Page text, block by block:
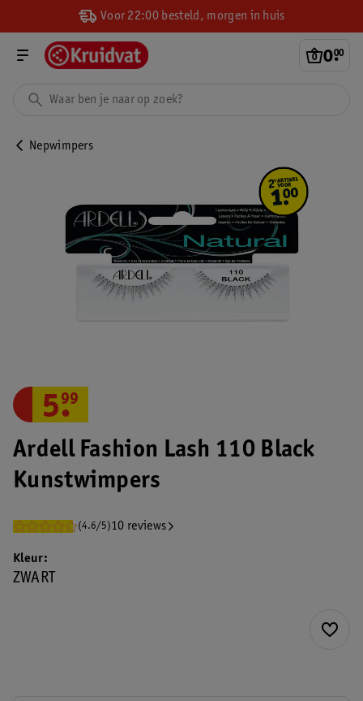
Voor 22:00 besteld, morgen in huis
0.
00
Nepwimpers
Ardell Fashion Lash 110 Black
Kunstwimpers
(4.6/5)10 reviews
5.
99
Kleur
ZWART